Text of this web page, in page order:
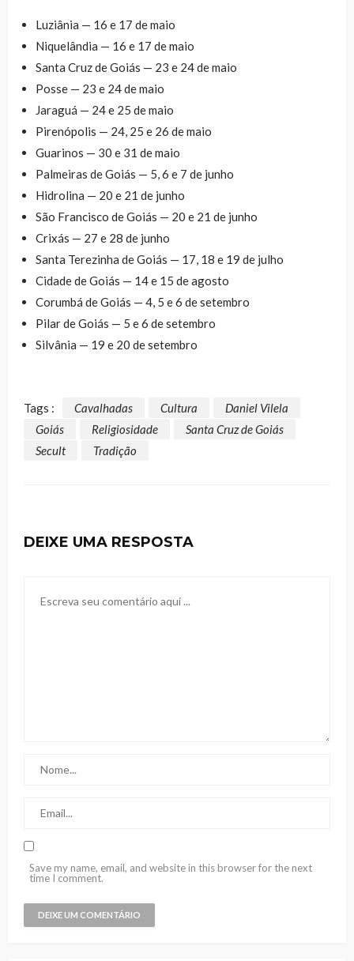
Luziânia — 16 e 17 de maio
Niquelândia — 16 e 17 de maio
Santa Cruz de Goiás — 23 e 24 de maio
Posse — 23 e 24 de maio
Jaraguá — 24 e 25 de maio
Pirenópolis — 24, 25 e 26 de maio
Guarinos — 30 e 31 de maio
Palmeiras de Goiás — 5, 6 e 7 de junho
Hidrolina — 20 e 21 de junho
São Francisco de Goiás — 20 e 21 de junho
Crixás — 27 e 28 de junho
Santa Terezinha de Goiás — 17, 18 e 19 de julho
Cidade de Goiás — 14 e 15 de agosto
Corumbá de Goiás — 4, 5 e 6 de setembro
Pilar de Goiás — 5 e 6 de setembro
Silvânia — 19 e 20 de setembro
Tags : Cavalhadas Cultura
Daniel Vilela
Goiás
Religiosidade
Santa Cruz de Goiás
Secult
Tradição
DEIXE UMA RESPOSTA
Save my name, email, and website in this browser for the next
time I comment.